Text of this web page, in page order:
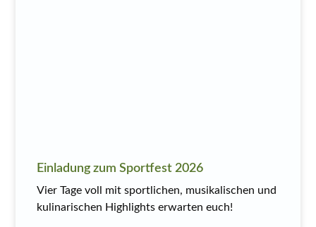
Einladung zum Sportfest 2026
Vier Tage voll mit sportlichen, musikalischen und
kulinarischen Highlights erwarten euch!